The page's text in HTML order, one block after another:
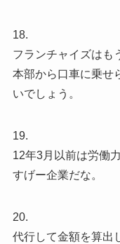
18.
フランチャイズはも
本部から口車に乗せ
いでしょう。
19.
12年3月以前は労働
すげー企業だな。
20.
代行して金額を算出